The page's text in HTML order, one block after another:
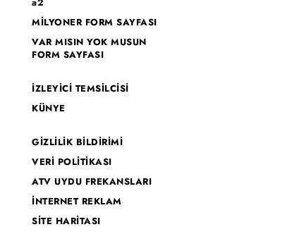
MİLYONER FORM SAYFASI
VAR MISIN YOK MUSUN
FORM SAYFASI
İZLEYİCİ TEMSİLCİSİ
KÜNYE
GİZLİLİK BİLDİRİMİ
VERİ POLİTİKASI
ATV UYDU FREKANSLARI
İNTERNET REKLAM
SİTE HARİTASI